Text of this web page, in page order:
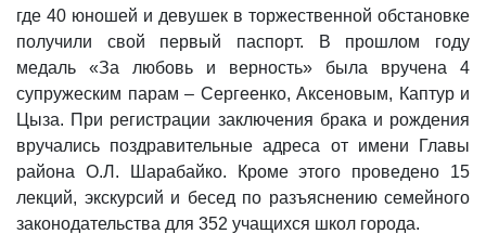
где 40 юношей и девушек в торжественной обстановке
получили свой первый паспорт. В прошлом году
медаль «За любовь и верность» была вручена 4
супружеским парам – Сергеенко, Аксеновым, Каптур и
Цыза. При регистрации заключения брака и рождения
вручались поздравительные адреса от имени Главы
района О.Л. Шарабайко. Кроме этого проведено 15
лекций, экскурсий и бесед по разъяснению семейного
законодательства для 352 учащихся школ города.